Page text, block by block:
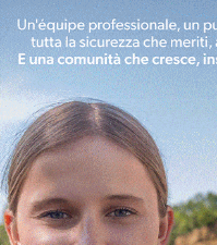
Figline Incisa Valdarno
Piscina di Figline
Pnrr, il gruppo di
ringraziamento al
Cronaca 4 Agosto 2026
Un anno fa la
Gianni, Giulia e
processo, lo stop ai